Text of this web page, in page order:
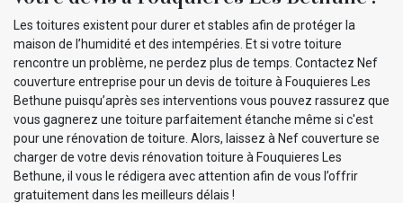
Les toitures existent pour durer et stables afin de protéger la
maison de l’humidité et des intempéries. Et si votre toiture
rencontre un problème, ne perdez plus de temps. Contactez Nef
couverture entreprise pour un devis de toiture à Fouquieres Les
Bethune puisqu’après ses interventions vous pouvez rassurez que
vous gagnerez une toiture parfaitement étanche même si c'est
pour une rénovation de toiture. Alors, laissez à Nef couverture se
charger de votre devis rénovation toiture à Fouquieres Les
Bethune, il vous le rédigera avec attention afin de vous l’offrir
gratuitement dans les meilleurs délais !